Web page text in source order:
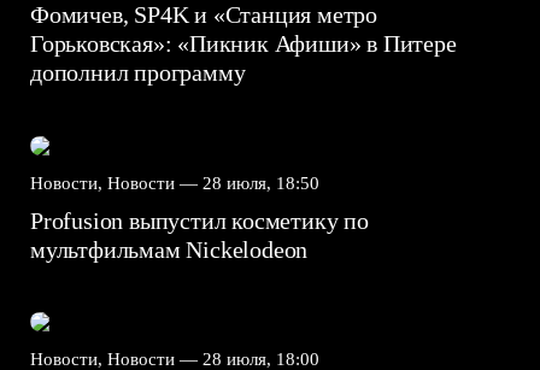
Фомичев, SP4K и «Станция метро
Горьковская»: «Пикник Афиши» в Питере
дополнил программу
Новости, Новости — 28 июля, 18:50
Profusion выпустил косметику по
мультфильмам Nickelodeon
Новости, Новости — 28 июля, 18:00